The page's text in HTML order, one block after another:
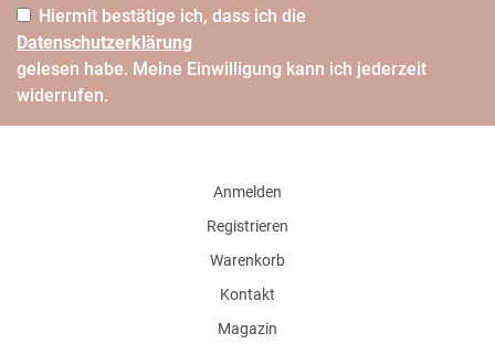
Hiermit bestätige ich, dass ich die
Daten­schutz­erklärung
gelesen habe. Meine Einwilligung kann ich jederzeit
widerrufen.
Anmelden
Registrieren
Warenkorb
Kontakt
Magazin